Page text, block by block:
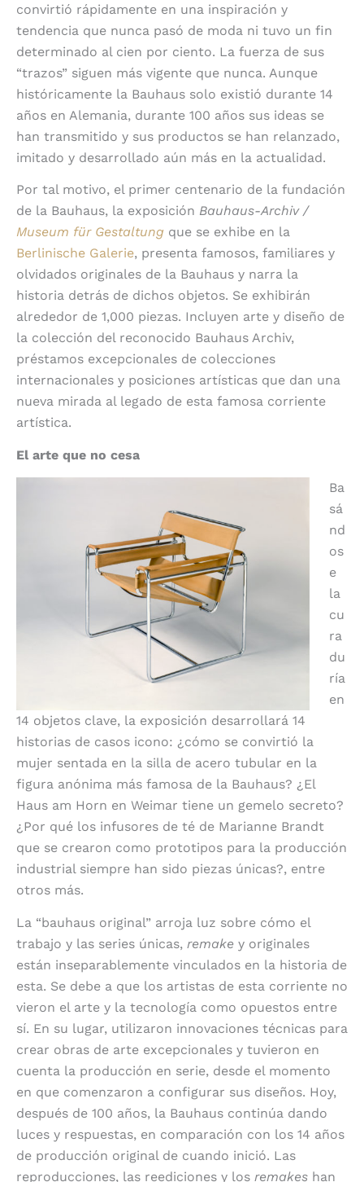
convirtió rápidamente en una inspiración y
tendencia que nunca pasó de moda ni tuvo un fin
determinado al cien por ciento. La fuerza de sus
“trazos” siguen más vigente que nunca. Aunque
históricamente la Bauhaus solo existió durante 14
años en Alemania, durante 100 años sus ideas se
han transmitido y sus productos se han relanzado,
imitado y desarrollado aún más en la actualidad.
Por tal motivo, el primer centenario de la fundación
de la Bauhaus, la exposición Bauhaus-Archiv /
Museum für Gestaltung que se exhibe en la
Berlinische Galerie, presenta famosos, familiares y
olvidados originales de la Bauhaus y narra la
historia detrás de dichos objetos. Se exhibirán
alrededor de 1,000 piezas. Incluyen arte y diseño de
la colección del reconocido Bauhaus Archiv,
préstamos excepcionales de colecciones
internacionales y posiciones artísticas que dan una
nueva mirada al legado de esta famosa corriente
artística.
El arte que no cesa
Ba
sá
nd
os
e
la
cu
ra
du
ría
en
14 objetos clave, la exposición desarrollará 14
historias de casos icono: ¿cómo se convirtió la
mujer sentada en la silla de acero tubular en la
figura anónima más famosa de la Bauhaus? ¿El
Haus am Horn en Weimar tiene un gemelo secreto?
¿Por qué los infusores de té de Marianne Brandt
que se crearon como prototipos para la producción
industrial siempre han sido piezas únicas?, entre
otros más.
La “bauhaus original” arroja luz sobre cómo el
trabajo y las series únicas, remake y originales
están inseparablemente vinculados en la historia de
esta. Se debe a que los artistas de esta corriente no
vieron el arte y la tecnología como opuestos entre
sí. En su lugar, utilizaron innovaciones técnicas para
crear obras de arte excepcionales y tuvieron en
cuenta la producción en serie, desde el momento
en que comenzaron a configurar sus diseños. Hoy,
después de 100 años, la Bauhaus continúa dando
luces y respuestas, en comparación con los 14 años
de producción original de cuando inició. Las
reproducciones, las reediciones y los remakes han